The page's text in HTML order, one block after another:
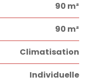
90 m²
90 m²
Climatisation
Individuelle